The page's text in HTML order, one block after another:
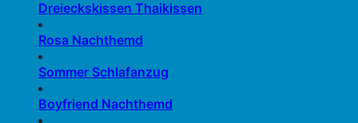
Dreieckskissen Thaikissen
Rosa Nachthemd
Sommer Schlafanzug
Boyfriend Nachthemd